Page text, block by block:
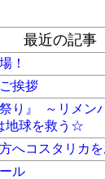
最近の記事
！
挨拶
り』 ～リメン
地球を救う☆
へコスタリカ
ル